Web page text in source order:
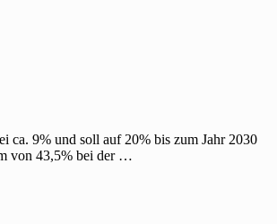
ca. 9% und soll auf 20% bis zum Jahr 2030
von 43,5% bei der …